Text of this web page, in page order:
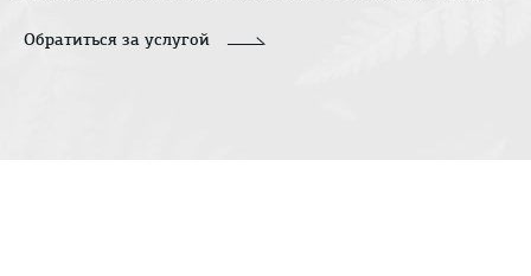
Обратиться за услугой